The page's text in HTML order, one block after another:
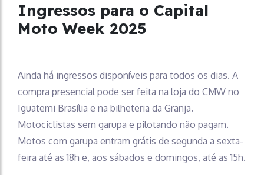
Ingressos para o Capital
Moto Week 2025
Ainda há ingressos disponíveis para todos os dias. A
compra presencial pode ser feita na loja do CMW no
Iguatemi Brasília e na bilheteria da Granja.
Motociclistas sem garupa e pilotando não pagam.
Motos com garupa entram grátis de segunda a sexta-
feira até as 18h e, aos sábados e domingos, até as 15h.